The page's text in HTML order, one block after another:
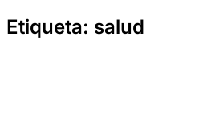
Etiqueta: salud